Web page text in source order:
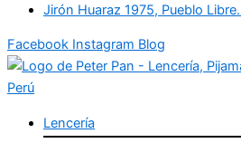
Jirón Huaraz 1975, Pueblo
Facebook Instagram Blog
Lencería